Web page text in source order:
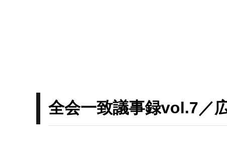
全会一致議事録vol.7／